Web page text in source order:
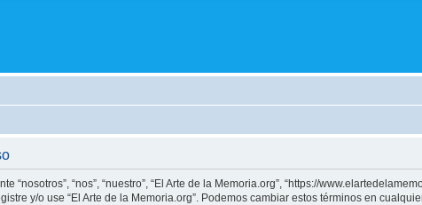
“nosotros”, “nos”, “nuestro”, “El Arte de la Memoria.org”, “https://
y/o use “El Arte de la Memoria.org”. Podemos cambiar estos términos en